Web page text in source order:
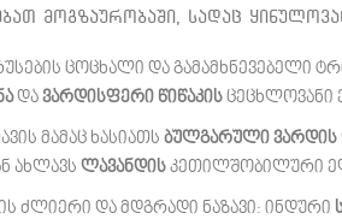
მოგზაურობაში, სადაც
ცოცხალი და გამამხნევებელი
და ვარდისფერი წიწაკის
მამაც ხასიათს ბულგარული ვარდის
ახლავს ლავანდის კეთილშობილური
ძლიერი და მდგრადი ნაზავი: ინდური